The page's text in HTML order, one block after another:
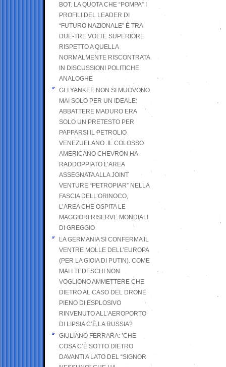
BOT. LA QUOTA CHE “POMPA” I
PROFILI DEL LEADER DI
“FUTURO NAZIONALE” È TRA
DUE-TRE VOLTE SUPERIORE
RISPETTO A QUELLA
NORMALMENTE RISCONTRATA
IN DISCUSSIONI POLITICHE
ANALOGHE
GLI YANKEE NON SI MUOVONO
MAI SOLO PER UN IDEALE:
ABBATTERE MADURO ERA
SOLO UN PRETESTO PER
PAPPARSI IL PETROLIO
VENEZUELANO .IL COLOSSO
AMERICANO CHEVRON HA
RADDOPPIATO L’AREA
ASSEGNATA ALLA JOINT
VENTURE “PETROPIAR” NELLA
FASCIA DELL’ORINOCO,
L’AREA CHE OSPITA LE
MAGGIORI RISERVE MONDIALI
DI GREGGIO
LA GERMANIA SI CONFERMA IL
VENTRE MOLLE DELL’EUROPA
(PER LA GIOIA DI PUTIN). COME
MAI I TEDESCHI NON
VOGLIONO AMMETTERE CHE
DIETRO AL CASO DEL DRONE
PIENO DI ESPLOSIVO
RINVENUTO ALL’AEROPORTO
DI LIPSIA C’È LA RUSSIA?
GIULIANO FERRARA: ’CHE
COSA C’È SOTTO DIETRO
DAVANTI A LATO DEL “SIGNOR